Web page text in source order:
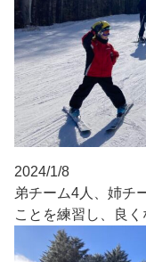
2024/1/8
弟チーム4人、姉チ
ことを練習し、良く